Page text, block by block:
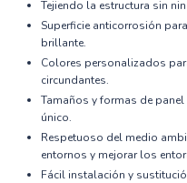
Tejiendo la estructura sin
Superficie anticorrosión
brillante.
Colores personalizados
circundantes.
Tamaños y formas de
único.
Respetuoso del medio
entornos y mejorar los
Fácil instalación y